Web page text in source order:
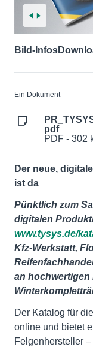
Bild-Infos
Ein Dokument
pdf
PDF - 302
Der neue,
ist da
Pünktlich zum
digitalen
www.tysys.de/
Kfz-Werkstatt,
an hochwertigen
Der Katalog für
online und bietet
Felgenhersteller